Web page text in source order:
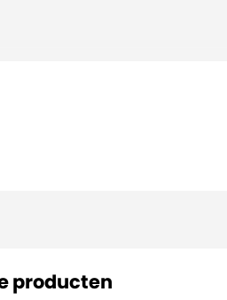
producten